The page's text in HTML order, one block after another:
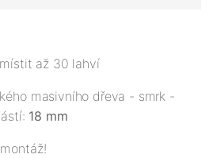
až 30 lahví
masivního dřeva - smrk -
18 mm